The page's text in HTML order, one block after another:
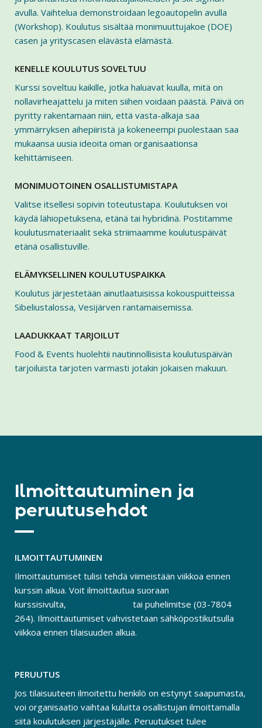
avulla. Vaihtelua demonstroidaan legoautopelin avulla
(Workshop). Koulutus sisältää monimuuttujakoe (DOE)
casen ja yrityscasen elävästä elämästä.
KENELLE KOULUTUS SOVELTUU
Kurssi soveltuu kaikille, jotka haluavat kuulla, mitä on
nollavirheajattelu ja miten siihen voidaan päästä. Päivä on
pyritty rakentamaan niin, että vasta-alkaja saa
ymmärryksen aihepiiristä ja kokeneempi puolestaan saa
mukaansa uusia ideoita oman organisaationsa
kehittämiseen.
MONIMUOTOINEN OSALLISTUMISTAPA
Valitse itsellesi sopivin toteutustapa. Koulutuksen voi
käydä lähiopetuksena, etänä tai hybridinä. Postitamme
koulutusmateriaalit sekä striimaamme koulutuspäivät
etänä osallistuville.
ELÄMYKSELLINEN KOULUTUSPAIKKA
Koulutus järjestetään ainutlaatuisissa kokouspuitteissa
Sibeliustalossa, Vesijärven rantamaisemissa.
LAADUKKAAT TARJOILUT
Food & Events huolehtii nautinnollisista koulutuspäivän
tarjoiluista tarjoten varmasti jotakin jokaisen makuun.
Ilmoittautuminen ja
peruutusehdot
ILMOITTAUTUMINEN
Ilmoittautumiset tulisi tehdä viimeistään viikkoa ennen
kurssin alkua. Voit ilmoittautua suoraan
kurssisivulta,
tai puhelimitse (03-7804
264). Ilmoittautumiset vahvistetaan sähköpostikutsulla
viikkoa ennen tilaisuuden alkua.
PERUUTUS
Jos tilaisuuteen ilmoitettu henkilö on estynyt saapumasta,
voi organisaatio vaihtaa kuluitta osallistujan ilmoittamalla
siitä koulutuksen järjestäjälle. Peruutukset tulee